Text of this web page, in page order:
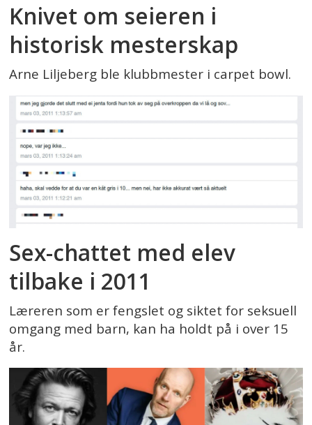
Knivet om seieren i
historisk mesterskap
Arne Liljeberg ble klubbmester i carpet bowl.
Sex-chattet med elev
tilbake i 2011
Læreren som er fengslet og siktet for seksuell
omgang med barn, kan ha holdt på i over 15
år.